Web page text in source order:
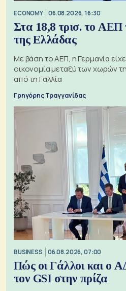
ECONOMY 06.08.2026, 16:30
Στα 18,8 τρισ. το
της Ελλάδας
Με βάση το ΑΕΠ, η Γερμανία
οικονομία μεταξύ των χωρών
από τη Γαλλία
Γρηγόρης Τραγγανίδας
BUSINESS 06.08.2026, 07:00
Πώς οι Γάλλοι και ο
τον GSI στην πρίζα